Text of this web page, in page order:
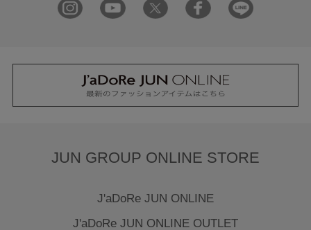
JUN GROUP ONLINE STORE
J'aDoRe JUN ONLINE
J'aDoRe JUN ONLINE OUTLET